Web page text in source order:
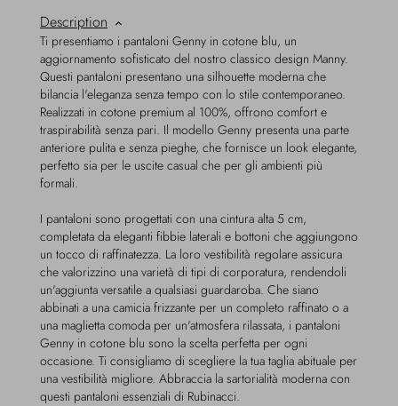
Description
Ti presentiamo i pantaloni Genny in cotone blu, un
aggiornamento sofisticato del nostro classico design Manny.
Questi pantaloni presentano una silhouette moderna che
bilancia l'eleganza senza tempo con lo stile contemporaneo.
Realizzati in cotone premium al 100%, offrono comfort e
traspirabilità senza pari. Il modello Genny presenta una parte
anteriore pulita e senza pieghe, che fornisce un look elegante,
perfetto sia per le uscite casual che per gli ambienti più
formali.
I pantaloni sono progettati con una cintura alta 5 cm,
completata da eleganti fibbie laterali e bottoni che aggiungono
un tocco di raffinatezza. La loro vestibilità regolare assicura
che valorizzino una varietà di tipi di corporatura, rendendoli
un'aggiunta versatile a qualsiasi guardaroba. Che siano
abbinati a una camicia frizzante per un completo raffinato o a
una maglietta comoda per un'atmosfera rilassata, i pantaloni
Genny in cotone blu sono la scelta perfetta per ogni
occasione. Ti consigliamo di scegliere la tua taglia abituale per
una vestibilità migliore. Abbraccia la sartorialità moderna con
questi pantaloni essenziali di Rubinacci.